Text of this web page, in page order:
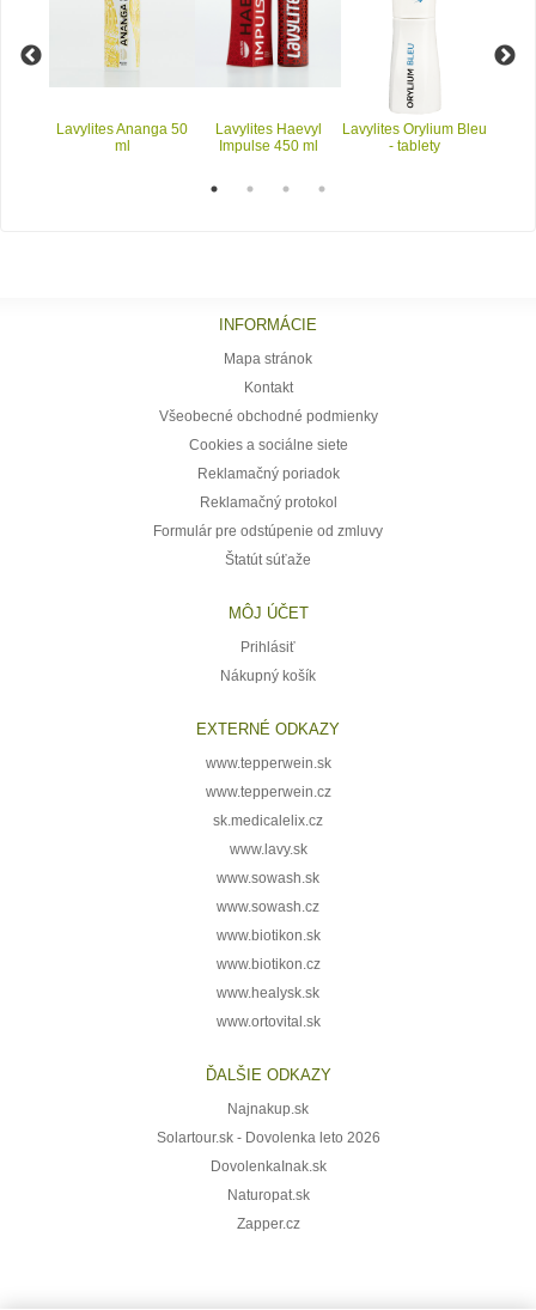
Lavylites Ananga 50
ml
Lavylites Haevyl
Impulse 450 ml
Lavylites Orylium Bleu
- tablety
INFORMÁCIE
Mapa stránok
Kontakt
Všeobecné obchodné podmienky
Cookies a sociálne siete
Reklamačný poriadok
Reklamačný protokol
Formulár pre odstúpenie od zmluvy
Štatút súťaže
MÔJ ÚČET
Prihlásiť
Nákupný košík
EXTERNÉ ODKAZY
www.tepperwein.sk
www.tepperwein.cz
sk.medicalelix.cz
www.lavy.sk
www.sowash.sk
www.sowash.cz
www.biotikon.sk
www.biotikon.cz
www.healysk.sk
www.ortovital.sk
ĎALŠIE ODKAZY
Najnakup.sk
Solartour.sk - Dovolenka leto 2026
DovolenkaInak.sk
Naturopat.sk
Zapper.cz